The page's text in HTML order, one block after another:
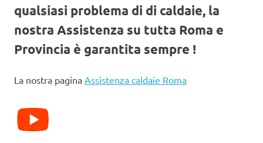
qualsiasi problema di di caldaie, la
nostra Assistenza su tutta Roma e
Provincia è garantita sempre !
La nostra pagina Assistenza caldaie Roma